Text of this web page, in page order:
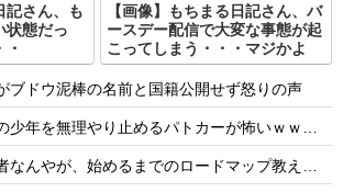
記さん、も
状態だっ
【画像】もちまる日記さん、バ
ースデー配信で大変な事態が起
こってしまう・・・マジかよ
ブドウ泥棒の名前と国籍公開せず怒りの声
年を無理やり止めるパトカーが怖いｗｗｗｗ
んやが、始めるまでのロードマップ教えてくれ